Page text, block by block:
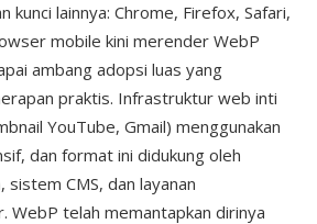
kunci lainnya: Chrome, Firefox, Safari,
mobile kini merender WebP
ambang adopsi luas yang
praktis. Infrastruktur web inti
YouTube, Gmail) menggunakan
dan format ini didukung oleh
sistem CMS, dan layanan
WebP telah memantapkan dirinya